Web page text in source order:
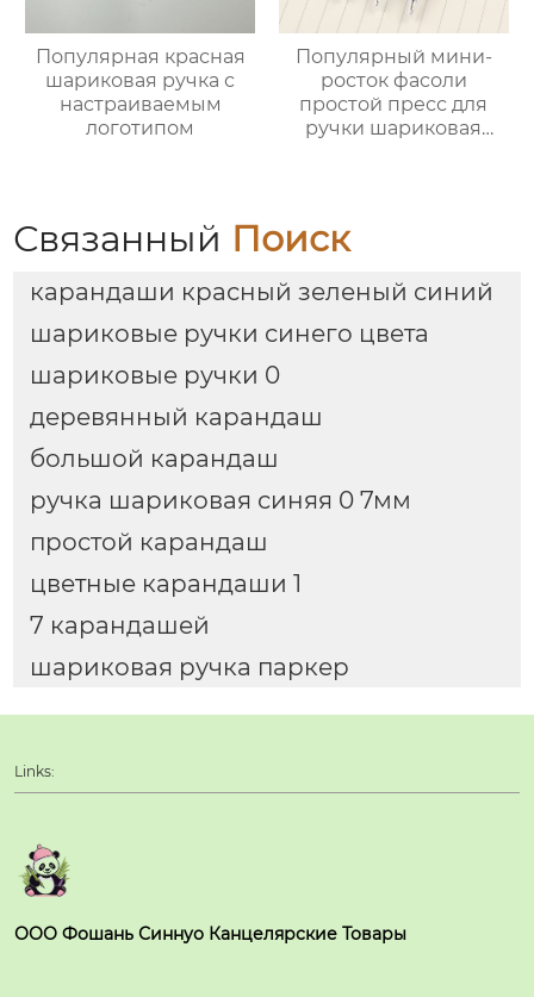
Популярная красная
шариковая ручка с
настраиваемым
логотипом
Популярный мини-
росток фасоли
простой пресс для
ручки шариковая
Связанный Поиск
карандаши красный зеленый синий
шариковые ручки синего цвета
шариковые ручки 0
деревянный карандаш
большой карандаш
ручка шариковая синяя 0 7мм
простой карандаш
цветные карандаши 1
7 карандашей
шариковая ручка паркер
Links:
ООО Фошань Синнуо Канцелярские Товары